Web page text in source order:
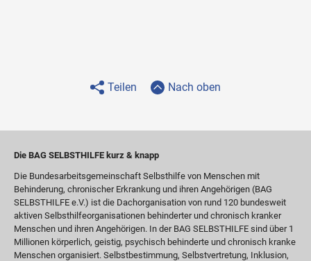
Teilen Nach oben
Die BAG SELBSTHILFE kurz & knapp
Die Bundesarbeitsgemeinschaft Selbsthilfe von Menschen mit
Behinderung, chronischer Erkrankung und ihren Angehörigen (BAG
SELBSTHILFE e.V.) ist die Dachorganisation von rund 120 bundesweit
aktiven Selbsthilfeorganisationen behinderter und chronisch kranker
Menschen und ihren Angehörigen. In der BAG SELBSTHILFE sind über 1
Millionen körperlich, geistig, psychisch behinderte und chronisch kranke
Menschen organisiert. Selbstbestimmung, Selbstvertretung, Inklusion,